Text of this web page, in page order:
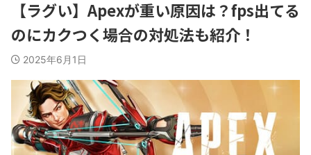
【ラグい】Apexが重い原因は？fps出てる
のにカクつく場合の対処法も紹介！
2025年6月1日